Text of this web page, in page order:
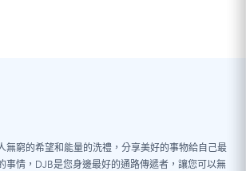
無窮的希望和能量的洗禮，分享美好的事物給自己最
事情，DJB是您身邊最好的通路傳遞者，讓您可以無